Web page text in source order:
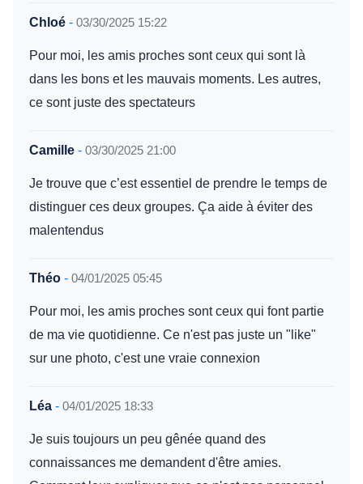
Chloé - 03/30/2025 15:22
Pour moi, les amis proches sont ceux qui sont là
dans les bons et les mauvais moments. Les autres,
ce sont juste des spectateurs
Camille - 03/30/2025 21:00
Je trouve que c’est essentiel de prendre le temps de
distinguer ces deux groupes. Ça aide à éviter des
malentendus
Théo - 04/01/2025 05:45
Pour moi, les amis proches sont ceux qui font partie
de ma vie quotidienne. Ce n'est pas juste un "like"
sur une photo, c'est une vraie connexion
Léa - 04/01/2025 18:33
Je suis toujours un peu gênée quand des
connaissances me demandent d'être amies.